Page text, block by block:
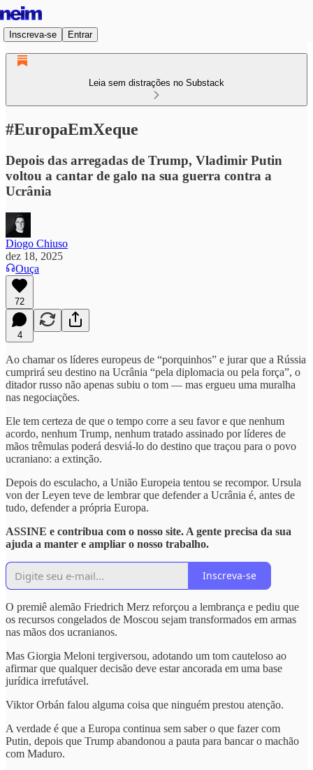
Inscreva-se Entrar
Leia sem distrações no Substack
#EuropaEmXeque
Depois das arregadas de Trump, Vladimir Putin
voltou a cantar de galo na sua guerra contra a
Ucrânia
Diogo Chiuso
dez 18, 2025
Ouça
72
4
Ao chamar os líderes europeus de “porquinhos” e jurar que a Rússia
cumprirá seu destino na Ucrânia “pela diplomacia ou pela força”, o
ditador russo não apenas subiu o tom — mas ergueu uma muralha
nas negociações.
Ele tem certeza de que o tempo corre a seu favor e que nenhum
acordo, nenhum Trump, nenhum tratado assinado por líderes de
mãos trêmulas poderá desviá-lo do destino que traçou para o povo
ucraniano: a extinção.
Depois do esculacho, a União Europeia tentou se recompor. Ursula
von der Leyen teve de lembrar que defender a Ucrânia é, antes de
tudo, defender a própria Europa.
ASSINE e contribua com o nosso site. A gente precisa da sua
ajuda a manter e ampliar o nosso trabalho.
Inscreva-se
O premiê alemão Friedrich Merz reforçou a lembrança e pediu que
os recursos congelados de Moscou sejam transformados em armas
nas mãos dos ucranianos.
Mas Giorgia Meloni tergiversou, adotando um tom cauteloso ao
afirmar que qualquer decisão deve estar ancorada em uma base
jurídica irrefutável.
Viktor Orbán falou alguma coisa que ninguém prestou atenção.
A verdade é que a Europa continua sem saber o que fazer com
Putin, depois que Trump abandonou a pauta para bancar o machão
com Maduro.